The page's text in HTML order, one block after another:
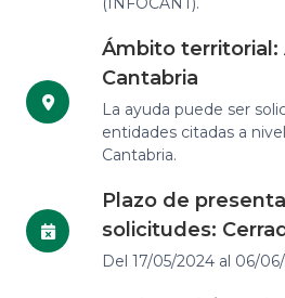
Ámbito territorial:
Cantabria
La ayuda puede ser
entidades citadas a
Cantabria.
Plazo de
solicitudes:
Del 17/05/2024 al 06/